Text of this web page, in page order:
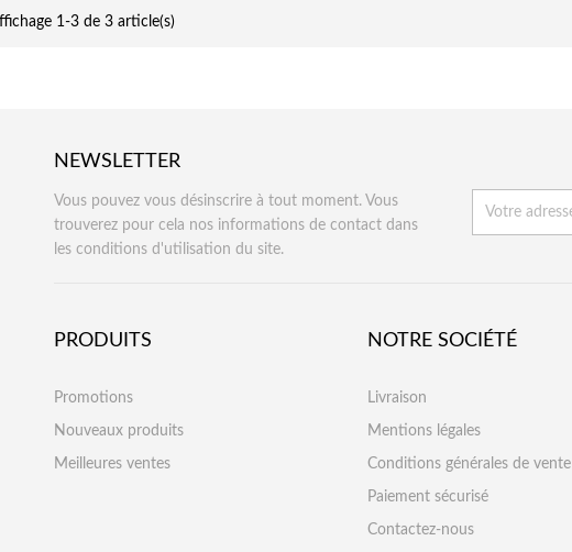
1-3 de 3 article(s)
NEWSLETTER
Vous pouvez vous désinscrire à tout moment. Vous
trouverez pour cela nos informations de contact dans
les conditions d'utilisation du site.
PRODUITS
Promotions
Nouveaux produits
Meilleures ventes
NOTRE SOCIÉTÉ
Livraison
Mentions légales
Conditions générales de vente
Paiement sécurisé
Contactez-nous